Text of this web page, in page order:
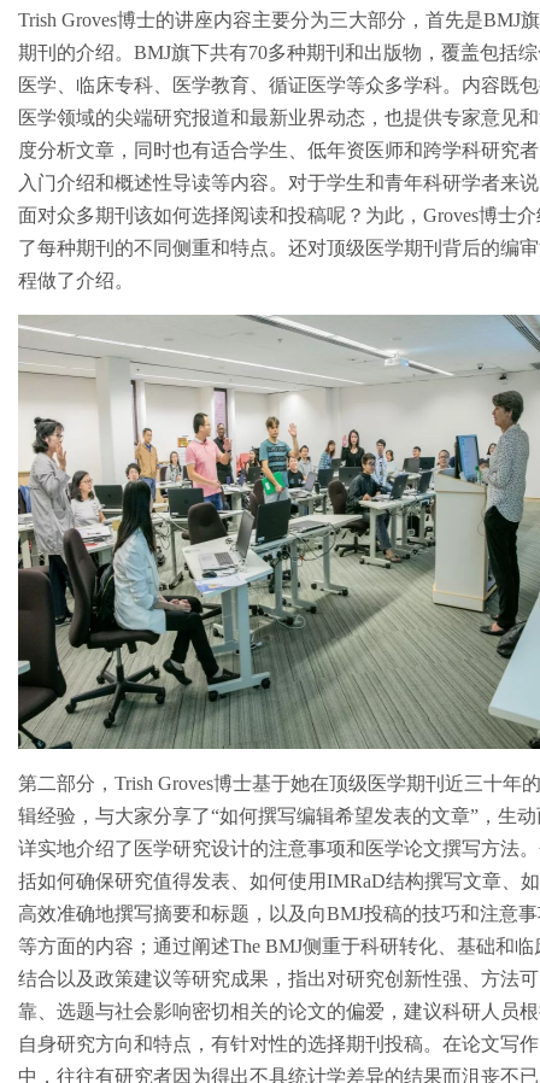
Trish Groves博士的讲座内容主要分为三大部分，首先是BMJ
期刊的介绍。BMJ旗下共有70多种期刊和出版物，覆盖包括
医学、临床专科、医学教育、循证医学等众多学科。内容既
医学领域的尖端研究报道和最新业界动态，也提供专家意见
度分析文章，同时也有适合学生、低年资医师和跨学科研究
入门介绍和概述性导读等内容。对于学生和青年科研学者来
面对众多期刊该如何选择阅读和投稿呢？为此，Groves博士介
了每种期刊的不同侧重和特点。还对顶级医学期刊背后的编
程做了介绍。
第二部分，Trish Groves博士基于她在顶级医学期刊近三十年
辑经验，与大家分享了“如何撰写编辑希望发表的文章”，生动
详实地介绍了医学研究设计的注意事项和医学论文撰写方法
括如何确保研究值得发表、如何使用IMRaD结构撰写文章、
高效准确地撰写摘要和标题，以及向BMJ投稿的技巧和注意
等方面的内容；通过阐述The BMJ侧重于科研转化、基础和临
结合以及政策建议等研究成果，指出对研究创新性强、方法可
靠、选题与社会影响密切相关的论文的偏爱，建议科研人员
自身研究方向和特点，有针对性的选择期刊投稿。在论文写作
中，往往有研究者因为得出不具统计学差异的结果而沮丧不